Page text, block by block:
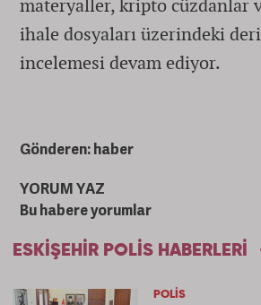
materyaller, kripto cüzdanlar
ihale dosyaları üzerindeki
incelemesi devam ediyor.
Gönderen: haber
YORUM YAZ
Bu habere yorumlar
ESKIŞEHIR POLIS HABERLERI
POLIS